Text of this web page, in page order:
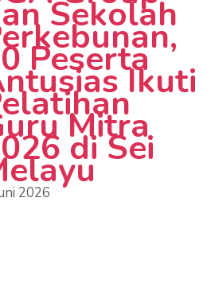
Sekolah
PesertaIkuti
Mitra
di Sei
2026